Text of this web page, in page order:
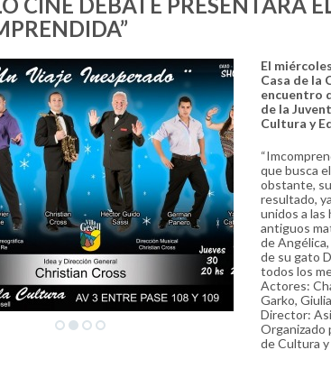
El
Casa de la
encuentro
de la
Cultura y
que busca
obstante,
resultado,
unidos a
antiguos
de
de su gato
todos los
Actores:
Garko,
Director:
Organizado
de Cultura